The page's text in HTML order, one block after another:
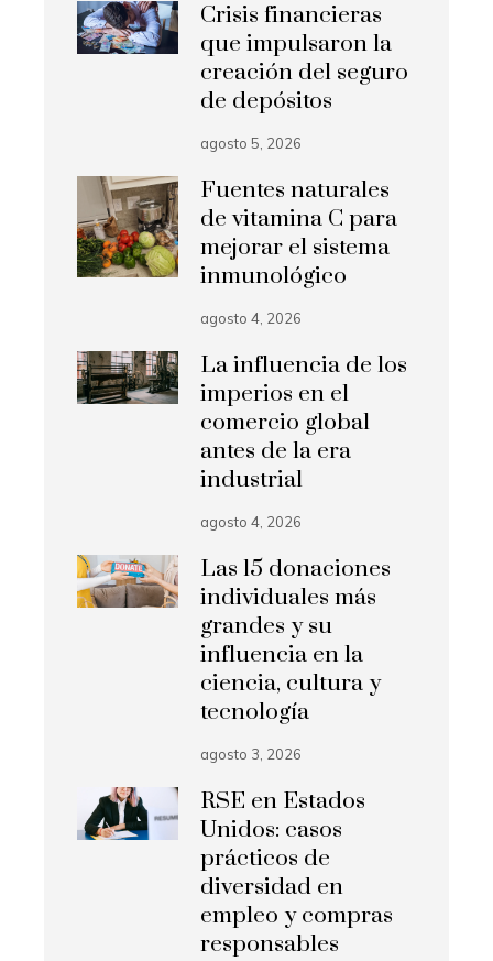
Crisis financieras
que impulsaron la
creación del seguro
de depósitos
agosto 5, 2026
Fuentes naturales
de vitamina C para
mejorar el sistema
inmunológico
agosto 4, 2026
La influencia de los
imperios en el
comercio global
antes de la era
industrial
agosto 4, 2026
Las 15 donaciones
individuales más
grandes y su
influencia en la
ciencia, cultura y
tecnología
agosto 3, 2026
RSE en Estados
Unidos: casos
prácticos de
diversidad en
empleo y compras
responsables